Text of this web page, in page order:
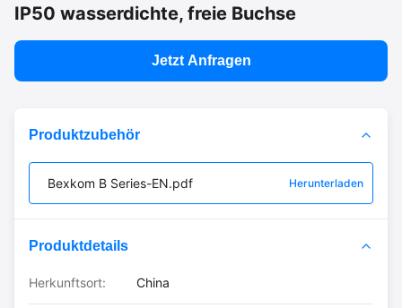
IP50 wasserdichte, freie Buchse
Jetzt Anfragen
Produktzubehör
Bexkom B Series-EN.pdf Herunterladen
Produktdetails
Herkunftsort: China